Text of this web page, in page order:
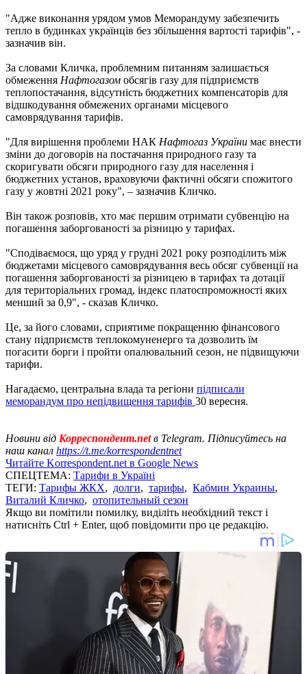
"Адже виконання урядом умов Меморандуму забезпечить
тепло в будинках українців без збільшення вартості тарифів", -
зазначив він.
За словами Кличка, проблемним питанням залишається
обмеження Нафтогазом обсягів газу для підприємств
теплопостачання, відсутність бюджетних компенсаторів для
відшкодування обмежених органами місцевого
самоврядування тарифів.
"Для вирішення проблеми НАК Нафтогаз України має внести
зміни до договорів на постачання природного газу та
скоригувати обсяги природного газу для населення і
бюджетних установ, враховуючи фактичні обсяги спожитого
газу у жовтні 2021 року", – зазначив Кличко.
Він також розповів, хто має першим отримати субвенцію на
погашення заборгованості за різницю у тарифах.
"Сподіваємося, що уряд у грудні 2021 року розподілить між
бюджетами місцевого самоврядування весь обсяг субвенції на
погашення заборгованості за різницею в тарифах та дотації
для територіальних громад, індекс платоспроможності яких
менший за 0,9", - сказав Кличко.
Це, за його словами, сприятиме покращенню фінансового
стану підприємств теплокомуненерго та дозволить їм
погасити борги і пройти опалювальний сезон, не підвищуючи
тарифи.
Нагадаємо, центральна влада та регіони підписали
меморандум про непідвищення тарифів 30 вересня.
Новини від Корреспондент.netв Telegram. Підписуйтесь на
наш канал https://t.me/korrespondentnet
Читайте Korrespondent.net в Google News
СПЕЦТЕМА: Тарифи в Україні
ТЕГИ: Тарифы ЖКХ, долги, тарифы, Кабмин Украины,
Виталий Кличко, отопительный сезон
Якщо ви помітили помилку, виділіть необхідний текст і
натисніть Ctrl + Enter, щоб повідомити про це редакцію.